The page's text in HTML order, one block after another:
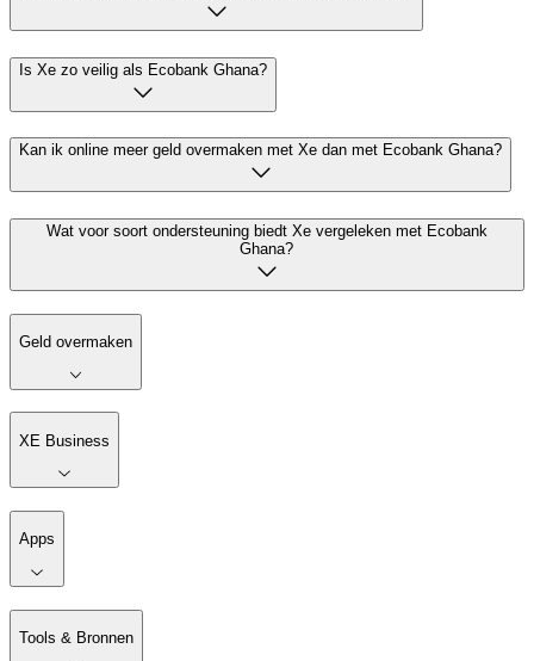
Is Xe zo veilig als Ecobank Ghana?
Kan ik online meer geld overmaken met Xe dan met Ecobank Ghana?
Wat voor soort ondersteuning biedt Xe vergeleken met Ecobank
Ghana?
Geld overmaken
XE Business
Apps
Tools & Bronnen